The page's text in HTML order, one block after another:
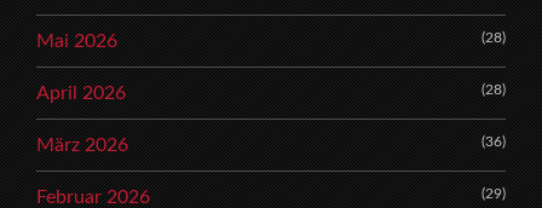
Mai 2026 (28)
April 2026 (28)
März 2026 (36)
Februar 2026 (29)